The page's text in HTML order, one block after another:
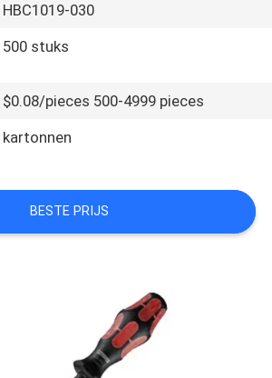
HBC1019-030
500 stuks
$0.08/pieces 500-4999 pieces
kartonnen
BESTE PRIJS